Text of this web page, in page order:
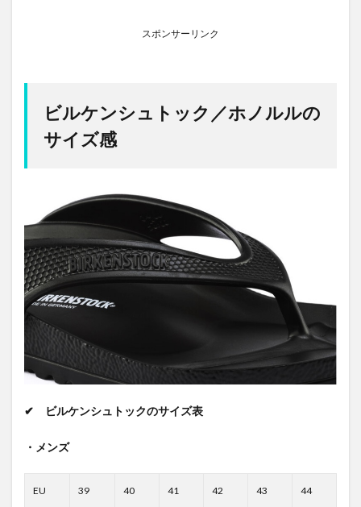
スポンサーリンク
ビルケンシュトック／ホノルルの
サイズ感
✔ ビルケンシュトックのサイズ表
・ メンズ
EU 39 40 41 42 43 44